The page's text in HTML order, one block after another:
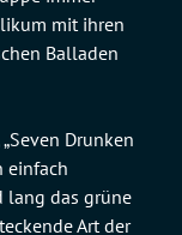
mit ihren
Balladen
Drunken
einfach
lang das grüne
Art der